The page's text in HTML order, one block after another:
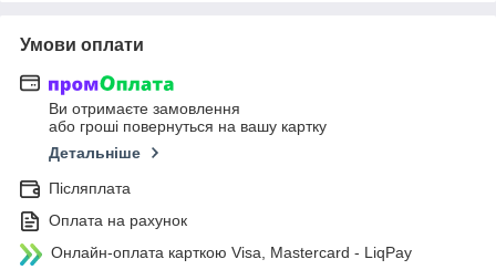
Умови оплати
Ви отримаєте замовлення
або гроші повернуться на вашу картку
Детальніше
Післяплата
Оплата на рахунок
Онлайн-оплата карткою Visa, Mastercard - LiqPay